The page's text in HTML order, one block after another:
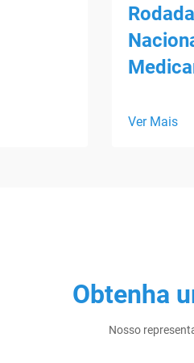
Ver Mais
Obtenha
Nosso